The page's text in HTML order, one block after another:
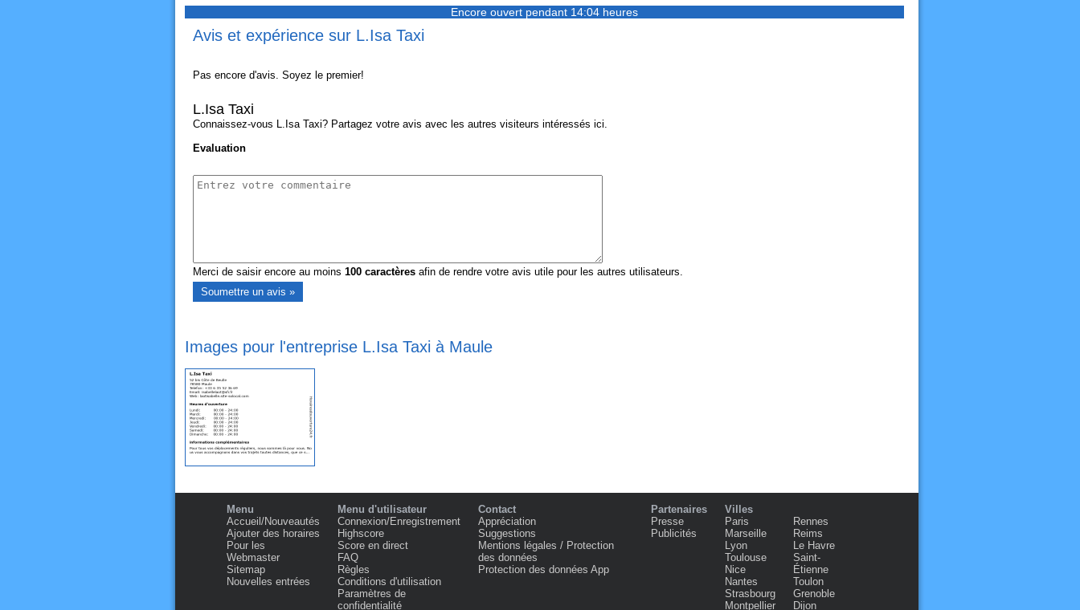
Encore ouvert pendant 14:04 heures
Avis et expérience sur L.Isa Taxi
Pas encore d'avis. Soyez le premier!
L.Isa Taxi
Connaissez-vous L.Isa Taxi? Partagez votre avis avec les autres visiteurs intéressés ici.
Evaluation
Merci de saisir encore au moins 100caractèresafin de rendre votre avis utile pour les autres utilisateurs.
Images pour l'entreprise L.Isa Taxi à Maule
Menu
Accueil/Nouveautés
Ajouter des horaires
Pour les
Webmaster
Sitemap
Nouvelles entrées
Menu d'utilisateur
Connexion/Enregistrement
Highscore
Score en direct
FAQ
Règles
Conditions d'utilisation
Paramètres de
confidentialité
Contact
Appréciation
Suggestions
Mentions légales / Protection
des données
Protection des données App
Partenaires
Presse
Publicités
Villes
Paris
Marseille
Lyon
Toulouse
Nice
Nantes
Strasbourg
Montpellier
Rennes
Reims
Le Havre
Saint-
Étienne
Toulon
Grenoble
Dijon